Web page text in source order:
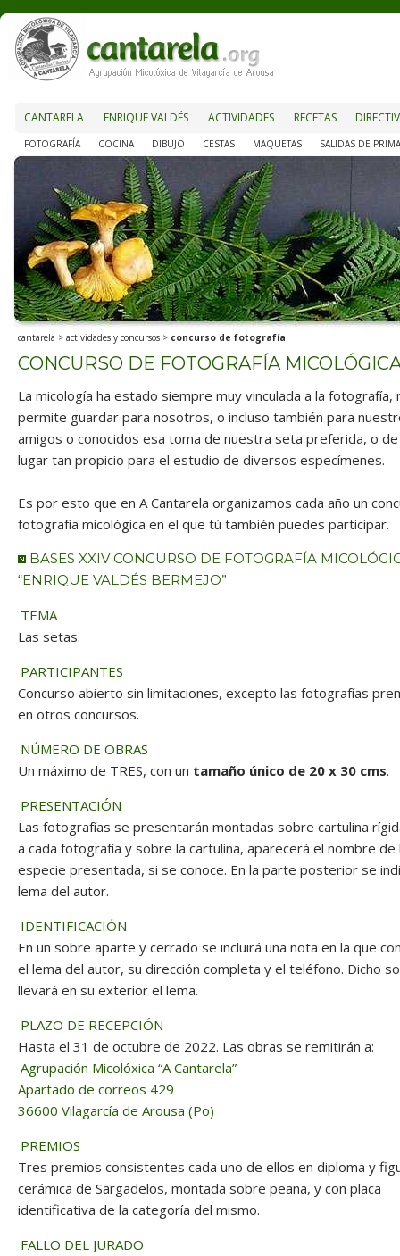
CANTARELA ENRIQUE VALDÉS ACTIVIDADES RECETAS
FOTOGRAFÍA COCINA DIBUJO CESTAS MAQUETAS SALIDAS DE
cantarela > actividades y concursos > concurso de fotografía
CONCURSO DE FOTOGRAFÍA
La micología ha estado siempre muy vinculada a la fotografía,
permite guardar para nosotros, o incluso también para
amigos o conocidos esa toma de nuestra seta preferida, o
lugar tan propicio para el estudio de diversos especímenes.
Es por esto que en A Cantarela organizamos cada año un
fotografía micológica en el que tú también puedes participar.
BASES XXIV CONCURSO DE FOTOGRAFÍA
“ENRIQUE VALDÉS BERMEJO”
TEMA
Las setas.
PARTICIPANTES
Concurso abierto sin limitaciones, excepto las fotografías
en otros concursos.
NÚMERO DE OBRAS
Un máximo de TRES, con un tamaño único de 20 x 30 cms.
PRESENTACIÓN
Las fotografías se presentarán montadas sobre cartulina
a cada fotografía y sobre la cartulina, aparecerá el nombre de
especie presentada, si se conoce. En la parte posterior se
lema del autor.
IDENTIFICACIÓN
En un sobre aparte y cerrado se incluirá una nota en la que
el lema del autor, su dirección completa y el teléfono. Dicho
llevará en su exterior el lema.
PLAZO DE RECEPCIÓN
Hasta el 31 de octubre de 2022. Las obras se remitirán a:
Agrupación Micolóxica “A Cantarela”
Apartado de correos 429
36600 Vilagarcía de Arousa (Po)
PREMIOS
Tres premios consistentes cada uno de ellos en diploma y
cerámica de Sargadelos, montada sobre peana, y con placa
identificativa de la categoría del mismo.
FALLO DEL JURADO